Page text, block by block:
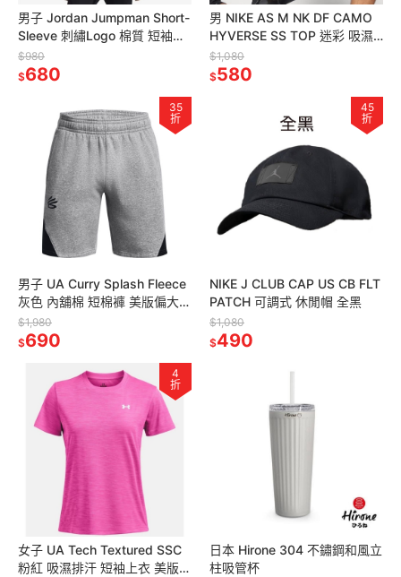
男子 Jordan Jumpman Short-
Sleeve 刺繡Logo 棉質 短袖上
衣 亞洲版型 白
$980
$680
男 NIKE AS M NK DF CAMO
HYVERSE SS TOP 迷彩 吸濕
排汗 彈性 訓練 短袖上衣
$1,080
$580
35
折
男子 UA Curry Splash Fleece
灰色 內舖棉 短棉褲 美版偏大
定價1980
$1,980
$690
45
折
NIKE J CLUB CAP US CB FLT
PATCH 可調式 休閒帽 全黑
$1,080
$490
4
折
女子 UA Tech Textured SSC
粉紅 吸濕排汗 短袖上衣 美版偏
日本 Hirone 304 不鏽鋼和風立
柱吸管杯